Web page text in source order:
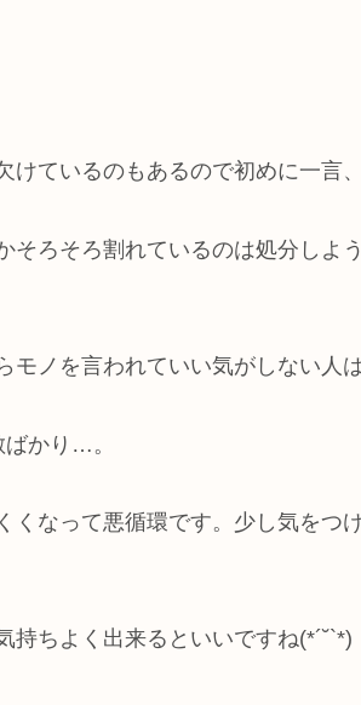
けているのもあるので初めに一言、
そろそろ割れているのは処分しよ
モノを言われていい気がしない人
かり…。
くなって悪循環です。少し気をつ
持ちよく出来るといいですね(*´˘`*)